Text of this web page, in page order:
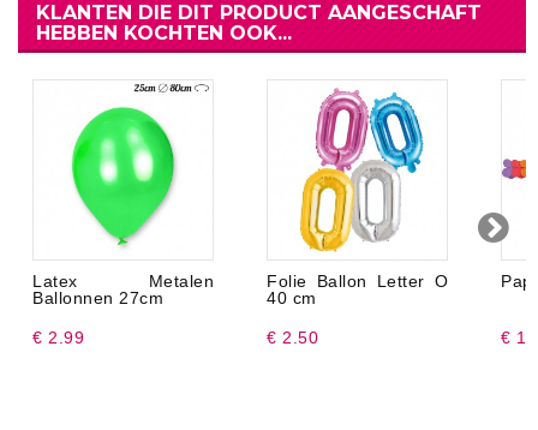
KLANTEN DIE DIT PRODUCT AANGESCHAFT
HEBBEN KOCHTEN OOK...
Latex Metalen
Ballonnen 27cm
€ 2.99
Folie Ballon Letter O
40 cm
€ 2.50 €